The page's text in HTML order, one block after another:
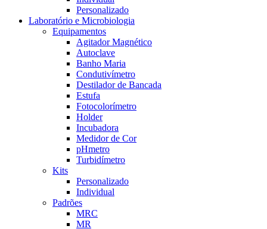
Personalizado
Laboratório e Microbiologia
Equipamentos
Agitador Magnético
Autoclave
Banho Maria
Condutivímetro
Destilador de Bancada
Estufa
Fotocolorímetro
Holder
Incubadora
Medidor de Cor
pHmetro
Turbidímetro
Kits
Personalizado
Individual
Padrões
MRC
MR